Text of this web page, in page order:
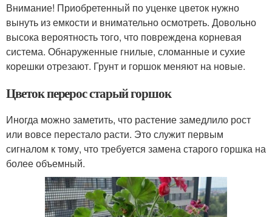
Внимание! Приобретенный по уценке цветок нужно
вынуть из емкости и внимательно осмотреть. Довольно
высока вероятность того, что повреждена корневая
система. Обнаруженные гнилые, сломанные и сухие
корешки отрезают. Грунт и горшок меняют на новые.
Цветок перерос старый горшок
Иногда можно заметить, что растение замедлило рост
или вовсе перестало расти. Это служит первым
сигналом к тому, что требуется замена старого горшка на
более объемный.